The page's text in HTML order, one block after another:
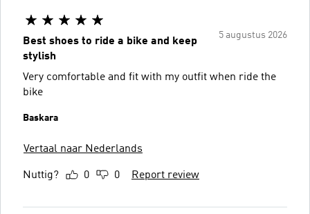
5 augustus 2026
Best shoes to ride a bike and keep
stylish
Very comfortable and fit with my outfit when ride the
bike
Baskara
Vertaal naar Nederlands
Nuttig? 0 0 Report review